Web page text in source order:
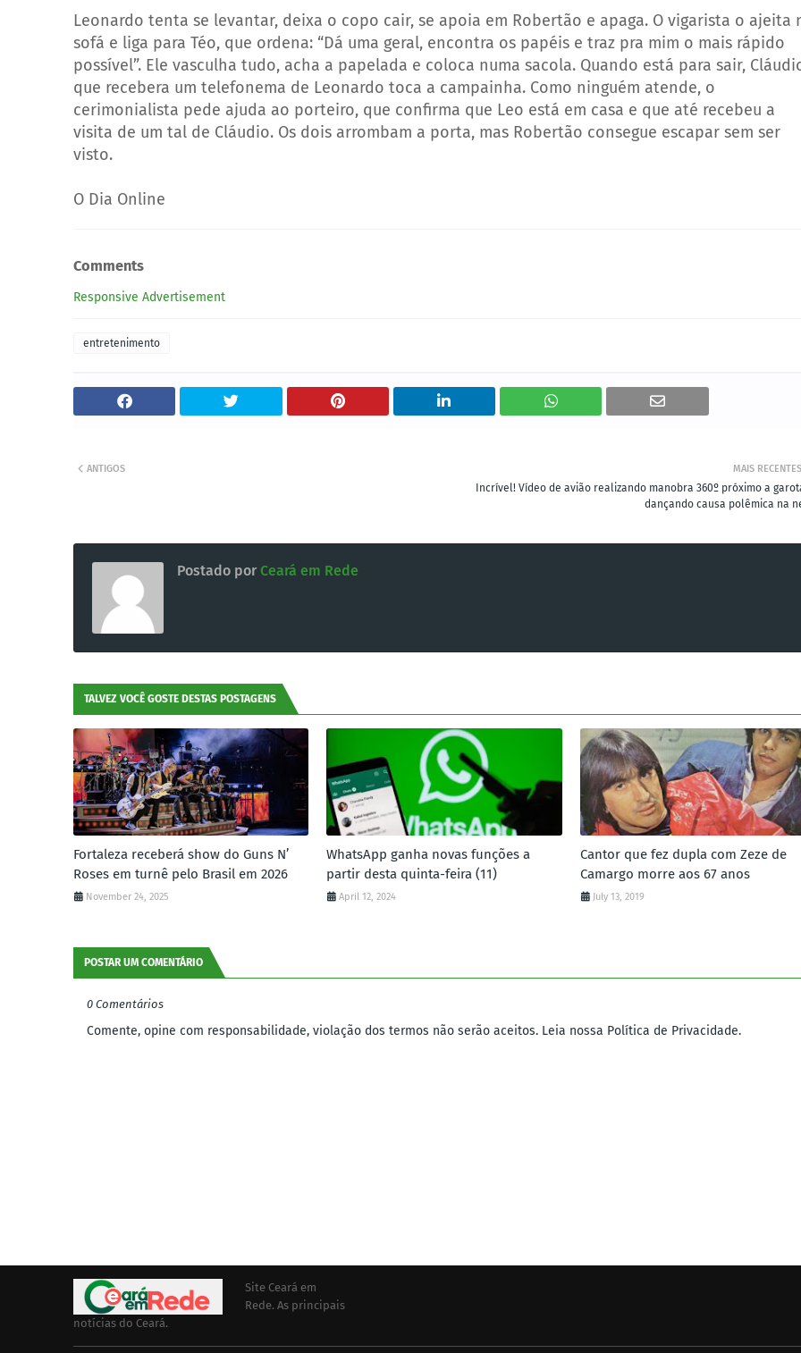
Leonardo tenta se levantar, deixa o copo cair, se apoia em Robertão e apaga. O vigarista o ajeita
sofá e liga para Téo, que ordena: “Dá uma geral, encontra os papéis e traz pra mim o mais rápido
possível”. Ele vasculha tudo, acha a papelada e coloca numa sacola. Quando está para sair,
que recebera um telefonema de Leonardo toca a campainha. Como ninguém atende, o
cerimonialista pede ajuda ao porteiro, que confirma que Leo está em casa e que até recebeu a
visita de um tal de Cláudio. Os dois arrombam a porta, mas Robertão consegue escapar sem ser
visto.
O Dia Online
Comments
Responsive Advertisement
entretenimento
MAIS RECENTES
Incrível! Vídeo de avião realizando manobra 360º próximo a
dançando causa polêmica na
ANTIGOS
Postado por Ceará em Rede
TALVEZ VOCÊ GOSTE DESTAS POSTAGENS
Fortaleza receberá show do Guns N’
Roses em turnê pelo Brasil em 2026
November 24, 2025
WhatsApp ganha novas funções a
partir desta quinta-feira (11)
April 12, 2024
Cantor que fez dupla com Zeze de
Camargo morre aos 67 anos
July 13, 2019
POSTAR UM COMENTÁRIO
0 Comentários
Comente, opine com responsabilidade, violação dos termos não serão aceitos. Leia nossa Política de Privacidade.
Site Ceará em
Rede. As principais
notícias do Ceará.